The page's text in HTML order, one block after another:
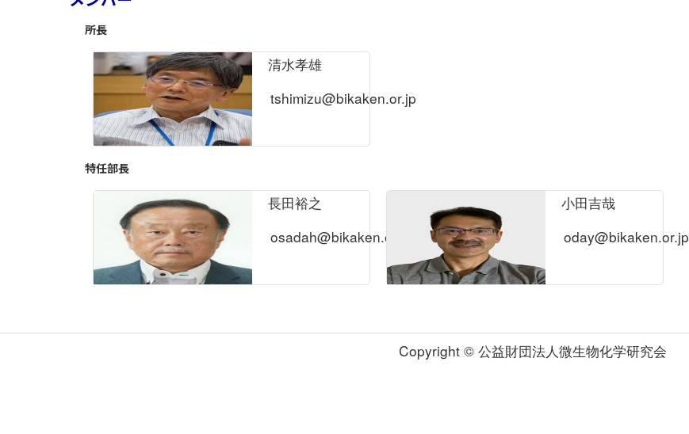
所長
清水孝雄
tshimizu@bikaken.or.jp
特任部長
長田裕之
osadah@bikaken.or.jp
小田吉哉
oday@bikaken.or.jp
Copyright © 公益財団法人微生物化学研究会